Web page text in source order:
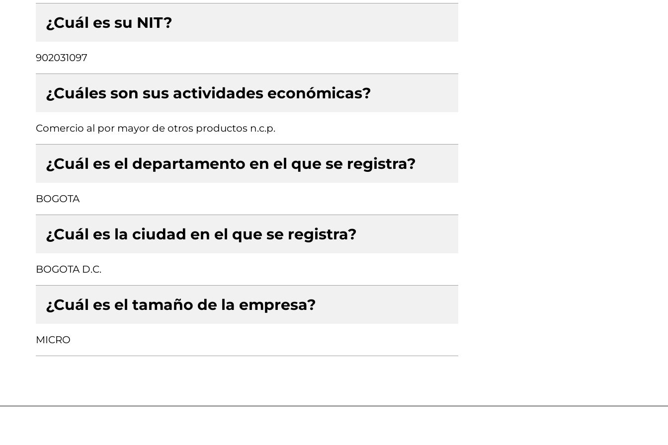
¿Cuál es su NIT?
902031097
¿Cuáles son sus actividades económicas?
Comercio al por mayor de otros productos n.c.p.
¿Cuál es el departamento en el que se registra?
BOGOTA
¿Cuál es la ciudad en el que se registra?
BOGOTA D.C.
¿Cuál es el tamaño de la empresa?
MICRO